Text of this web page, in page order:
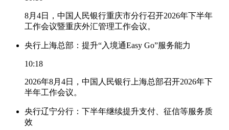
8月4日，中国人民银行重庆市分行召开2026年下半年
工作会议暨重庆外汇管理工作会议。
央行上海总部：提升“入境通Easy Go”服务能力
10:18
2026年8月4日，中国人民银行上海总部召开2026年下
半年工作会议。
央行辽宁分行：下半年继续提升支付、征信等服务质
效